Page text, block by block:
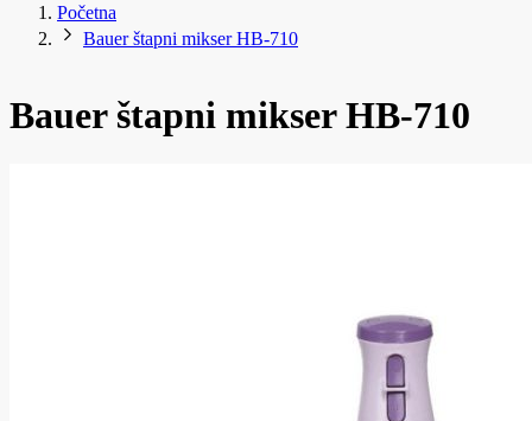
Početna
Bauer štapni mikser HB-710
Bauer štapni mikser HB-710